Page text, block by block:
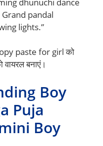
pandal
lights.”
paste for girl को
बनाएं।
Boy
Puja
Boy